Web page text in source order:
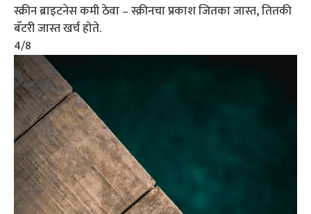
स्क्रीन ब्राइटनेस कमी ठेवा – स्क्रीनचा प्रकाश जितका जास्त, तितकी
बॅटरी जास्त खर्च होते.
4/8